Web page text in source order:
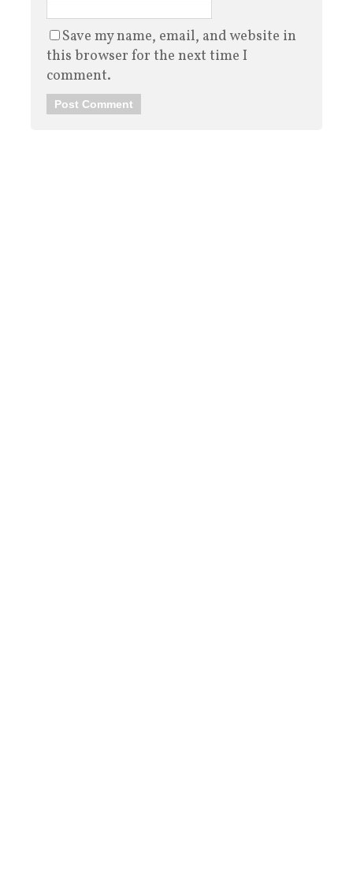
Save my name, email, and website in
this browser for the next time I
comment.